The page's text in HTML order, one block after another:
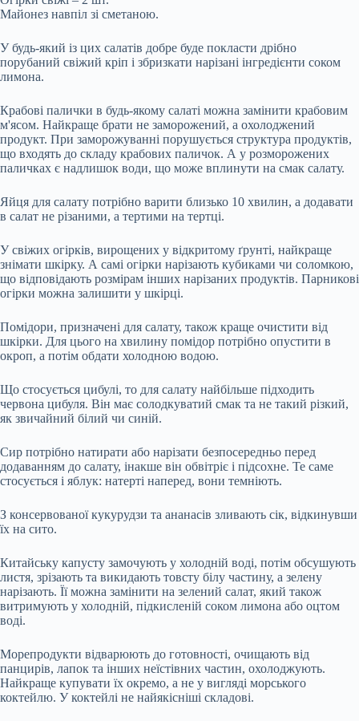
Майонез навпіл зі сметаною.
У будь-який із цих салатів добре буде покласти дрібно
порубаний свіжий кріп і збризкати нарізані інгредієнти соком
лимона.
Крабові палички в будь-якому салаті можна замінити крабовим
м'ясом. Найкраще брати не заморожений, а охолоджений
продукт. При заморожуванні порушується структура продуктів,
що входять до складу крабових паличок. А у розморожених
паличках є надлишок води, що може вплинути на смак салату.
Яйця для салату потрібно варити близько 10 хвилин, а додавати
в салат не різаними, а тертими на тертці.
У свіжих огірків, вирощених у відкритому ґрунті, найкраще
знімати шкірку. А самі огірки нарізають кубиками чи соломкою,
що відповідають розмірам інших нарізаних продуктів. Парникові
огірки можна залишити у шкірці.
Помідори, призначені для салату, також краще очистити від
шкірки. Для цього на хвилину помідор потрібно опустити в
окроп, а потім обдати холодною водою.
Що стосується цибулі, то для салату найбільше підходить
червона цибуля. Він має солодкуватий смак та не такий різкий,
як звичайний білий чи синій.
Сир потрібно натирати або нарізати безпосередньо перед
додаванням до салату, інакше він обвітріє і підсохне. Те саме
стосується і яблук: натерті наперед, вони темніють.
З консервованої кукурудзи та ананасів зливають сік, відкинувши
їх на сито.
Китайську капусту замочують у холодній воді, потім обсушують
листя, зрізають та викидають товсту білу частину, а зелену
нарізають. Її можна замінити на зелений салат, який також
витримують у холодній, підкисленій соком лимона або оцтом
воді.
Морепродукти відварюють до готовності, очищають від
панцирів, лапок та інших неїстівних частин, охолоджують.
Найкраще купувати їх окремо, а не у вигляді морського
коктейлю. У коктейлі не найякісніші складові.